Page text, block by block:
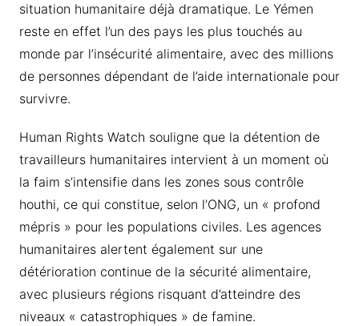
situation humanitaire déjà dramatique. Le Yémen
reste en effet l’un des pays les plus touchés au
monde par l’insécurité alimentaire, avec des millions
de personnes dépendant de l’aide internationale pour
survivre.
Human Rights Watch souligne que la détention de
travailleurs humanitaires intervient à un moment où
la faim s’intensifie dans les zones sous contrôle
houthi, ce qui constitue, selon l’ONG, un « profond
mépris » pour les populations civiles. Les agences
humanitaires alertent également sur une
détérioration continue de la sécurité alimentaire,
avec plusieurs régions risquant d’atteindre des
niveaux « catastrophiques » de famine.